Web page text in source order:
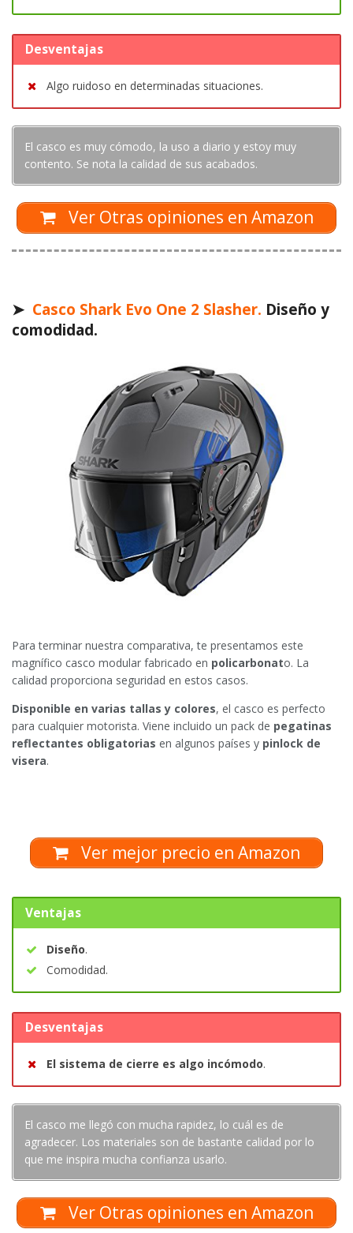
Desventajas
Algo ruidoso en determinadas situaciones.
El casco es muy cómodo, la uso a diario y estoy muy
contento. Se nota la calidad de sus acabados.
Ver Otras opiniones en Amazon
➤ Casco Shark Evo One 2 Slasher. Diseño y
comodidad.
Para terminar nuestra comparativa, te presentamos este
magnífico casco modular fabricado en policarbonato. La
calidad proporciona seguridad en estos casos.
Disponible en varias tallas y colores, el casco es perfecto
para cualquier motorista. Viene incluido un pack de pegatinas
reflectantes obligatorias en algunos países y pinlock de
visera.
Ver mejor precio en Amazon
Ventajas
Diseño.
Comodidad.
Desventajas
El sistema de cierre es algo incómodo.
El casco me llegó con mucha rapidez, lo cuál es de
agradecer. Los materiales son de bastante calidad por lo
que me inspira mucha confianza usarlo.
Ver Otras opiniones en Amazon